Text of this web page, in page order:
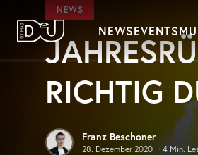
Zum Hauptinhalt springen
DJ Mag Germany
NEWSEVENTS
NEWS
RICHTIG
Franz Beschoner
28. Dezember 2020 · 4 Min.